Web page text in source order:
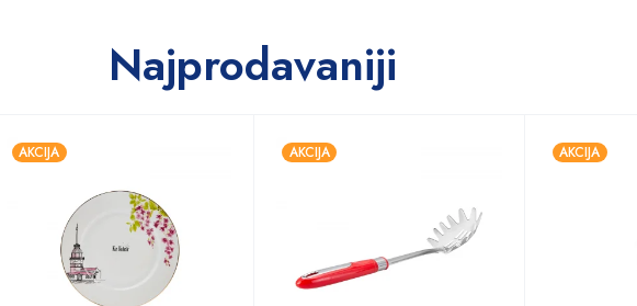
Najprodavaniji
AKCIJA AKCIJA AKCIJA